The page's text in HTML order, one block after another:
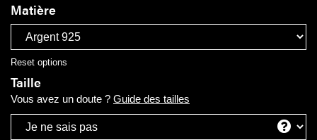
Matière
Reset options
Taille
Vous avez un doute ? Guide des tailles